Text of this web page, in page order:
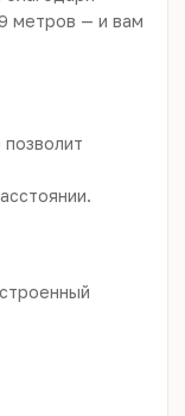
метров — и вам